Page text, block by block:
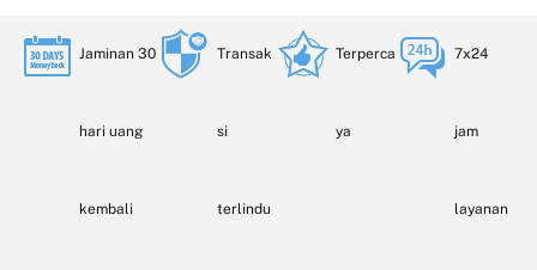
Jaminan 30
hari uang
kembali
Transak
si
terlindu
Terperca
ya
7x24
jam
layanan